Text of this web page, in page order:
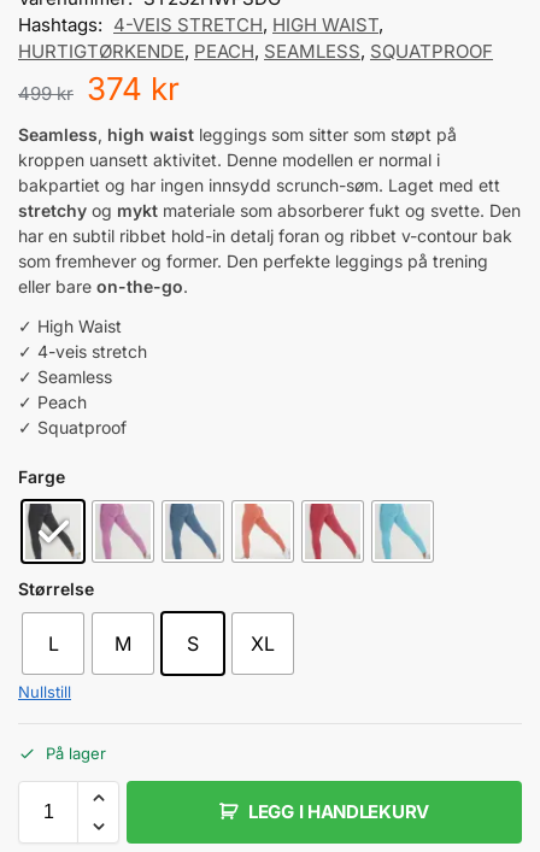
Hashtags: 4-VEIS STRETCH, HIGH WAIST,
HURTIGTØRKENDE, PEACH, SEAMLESS, SQUATPROOF
499kr 374 kr
Seamless, high waist leggings som sitter som støpt på
kroppen uansett aktivitet. Denne modellen er normal i
bakpartiet og har ingen innsydd scrunch-søm. Laget med ett
stretchy og mykt materiale som absorberer fukt og svette. Den
har en subtil ribbet hold-in detalj foran og ribbet v-contour bak
som fremhever og former. Den perfekte leggings på trening
eller bare on-the-go.
✓ High Waist
✓ 4-veis stretch
✓ Seamless
✓ Peach
✓ Squatproof
Farge
Størrelse
L M S XL
Nullstill
På lager
LEGG I HANDLEKURV